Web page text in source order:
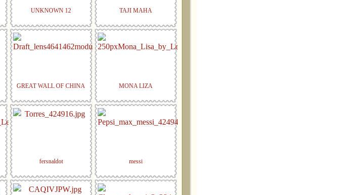
UNKNOWN 12 TAJI MAHA
GREAT WALL OF CHINA MONA LIZA
fersnaldot messi